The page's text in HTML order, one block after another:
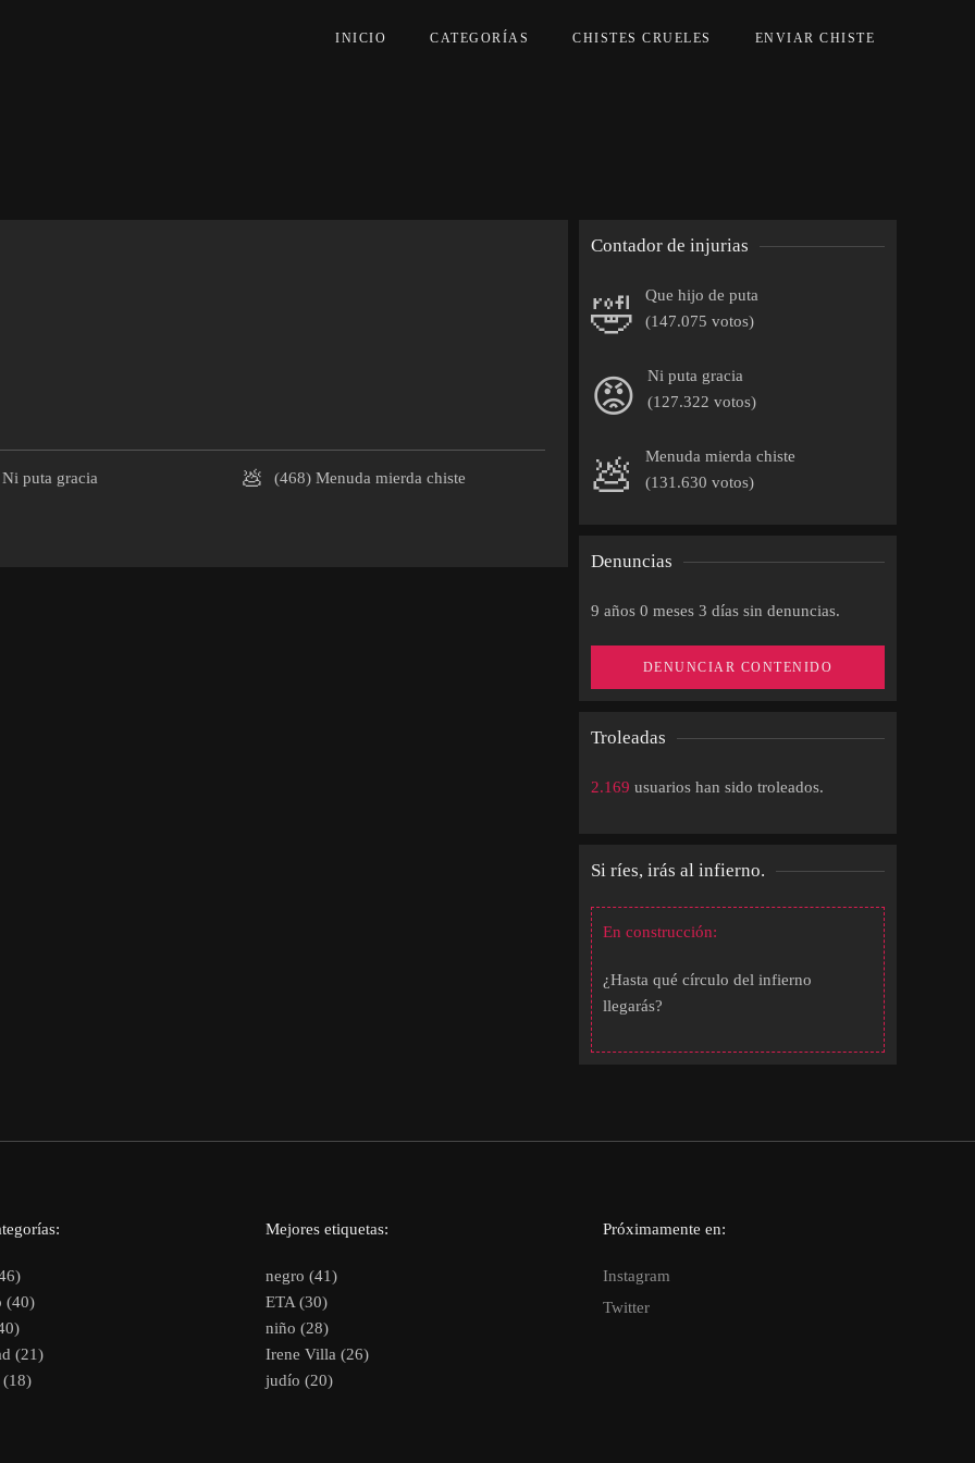
INICIO CATEGORÍAS CHISTES CRUELES ENVIAR CHISTE
Ni puta gracia 💩 (468)Menuda mierda chiste
Contador de injurias
🤣
Que hijo de puta
(147.075 votos)
😡
Ni puta gracia
(127.322 votos)
💩
Menuda mierda chiste
(131.630 votos)
Denuncias
9 años 0 meses 3 días sin denuncias.
DENUNCIAR CONTENIDO
Troleadas
2.169 usuarios han sido troleados.
Si ríes, irás al infierno.
En construcción:
¿Hasta qué círculo del infierno
llegarás?
(40)
(21)
(18)
Mejores etiquetas:
negro (41)
ETA (30)
niño (28)
Irene Villa (26)
judío (20)
Próximamente en:
Instagram
Twitter